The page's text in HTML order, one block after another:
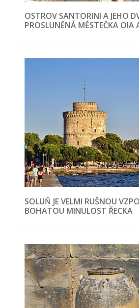
OSTROV SANTORINI A JEHO
PROSLUNĚNÁ MĚSTEČKA OIA
SOLUŇ JE VELMI RUŠNOU
BOHATOU MINULOST ŘECKA